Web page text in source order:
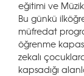
eğitimi ve
Bu günkü
müfredat
öğrenme
zekalı
kapsadığı